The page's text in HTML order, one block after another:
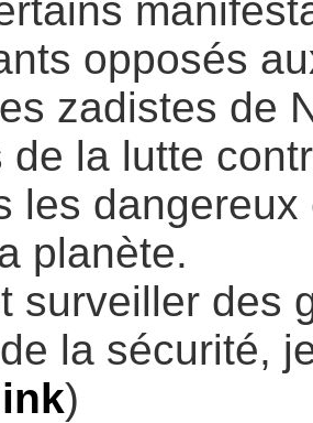
opposés
zadistes de
de la lutte
les
planète.
surveiller des
la sécurité,
)